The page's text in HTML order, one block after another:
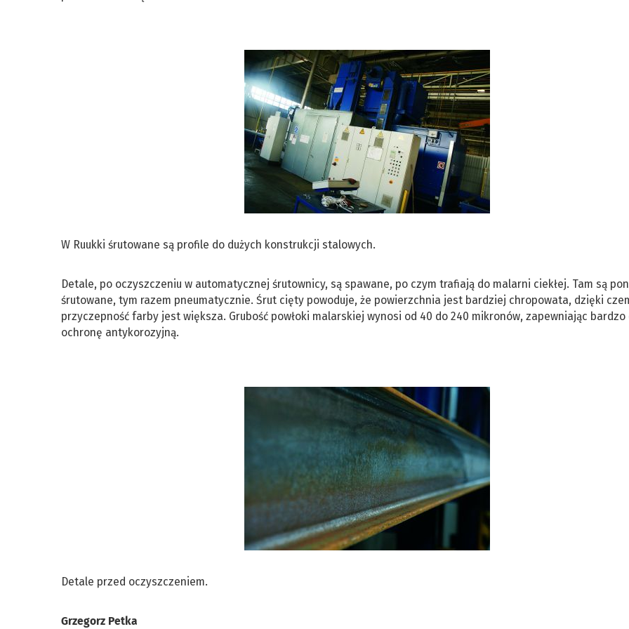
W Ruukki śrutowane są profile do dużych konstrukcji stalowych.
Detale, po oczyszczeniu w automatycznej śrutownicy, są spawane, po czym trafiają do malarni ciekłej. Tam są
śrutowane, tym razem pneumatycznie. Śrut cięty powoduje, że powierzchnia jest bardziej chropowata, dzięki
przyczepność farby jest większa. Grubość powłoki malarskiej wynosi od 40 do 240 mikronów, zapewniając bardzo
ochronę antykorozyjną.
Detale przed oczyszczeniem.
Grzegorz Petka